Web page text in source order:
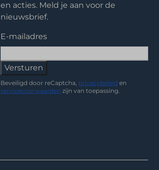
en acties. Meld je aan voor de
nieuwsbrief.
E-mailadres
Versturen
Beveiligd door reCaptcha, privacybeleid en
servicevoorwaarden zijn van toepassing.